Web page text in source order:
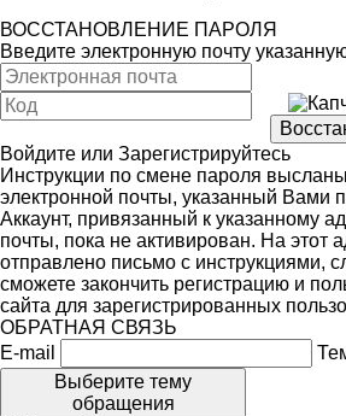
ВОССТАНОВЛЕНИЕ ПАРОЛЯ
Введите электронную почту
Войдите или Зарегистрируйтесь
Инструкции по смене пароля
электронной почты, указанный Вами
Аккаунт, привязанный к указанному
почты, пока не активирован. На этот
отправлено письмо с инструкциями,
сможете закончить регистрацию и
сайта для зарегистрированных
ОБРАТНАЯ СВЯЗЬ
E-mail
Выберите тему
обращения